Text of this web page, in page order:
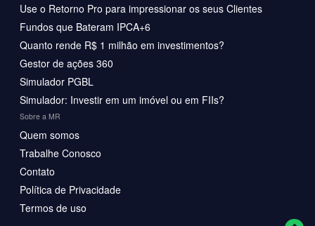
Use o Retorno Pro para impressionar os seus Clientes
Fundos que Bateram IPCA+6
Quanto rende R$ 1 milhão em investimentos?
Gestor de ações 360
Simulador PGBL
Simulador: Investir em um imóvel ou em FIIs?
Sobre a MR
Quem somos
Trabalhe Conosco
Contato
Política de Privacidade
Termos de uso